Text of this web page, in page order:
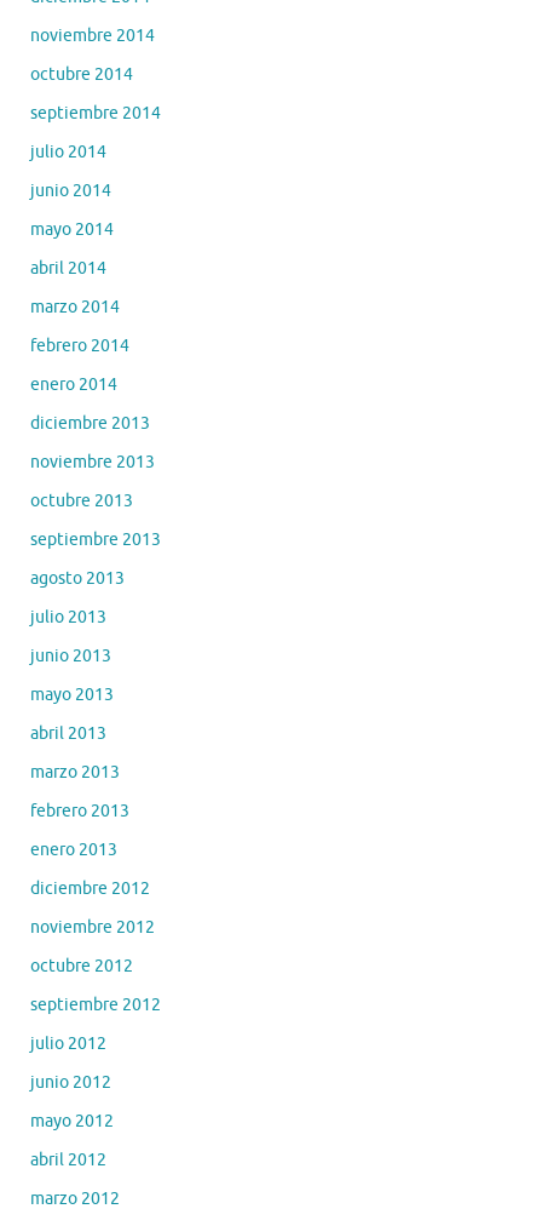
noviembre 2014
octubre 2014
septiembre 2014
julio 2014
junio 2014
mayo 2014
abril 2014
marzo 2014
febrero 2014
enero 2014
diciembre 2013
noviembre 2013
octubre 2013
septiembre 2013
agosto 2013
julio 2013
junio 2013
mayo 2013
abril 2013
marzo 2013
febrero 2013
enero 2013
diciembre 2012
noviembre 2012
octubre 2012
septiembre 2012
julio 2012
junio 2012
mayo 2012
abril 2012
marzo 2012